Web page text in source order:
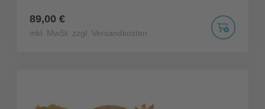
89,00 €
inkl. MwSt. zzgl. Versandkosten